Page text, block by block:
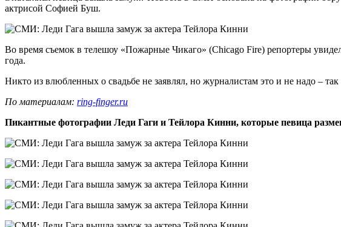
актрисой Софией Буш.
Во время съемок в телешоу «Пожарные Чикаго» (Chicago Fire) репортеры
года.
Никто из влюбленных о свадьбе не заявлял, но журналистам это и не надо –
По материалам: ring-finger.ru
Пикантные фотографии Леди Гаги и Тейлора Кинни, которые певица